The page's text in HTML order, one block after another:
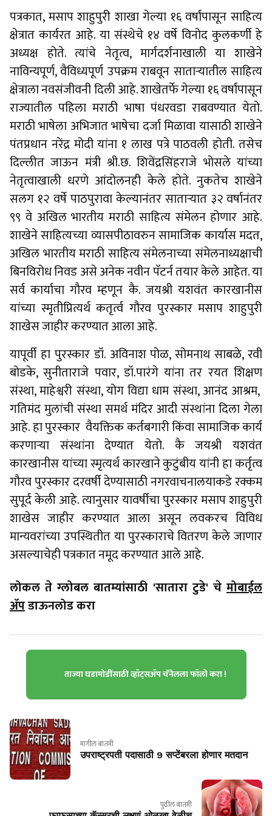
पत्रकात, मसाप शाहुपुरी शाखा गेल्या १६ वर्षांपासून साहित्य
क्षेत्रात कार्यरत आहे. या संस्थेचे १४ वर्षे विनोद कुलकर्णी हे
अध्यक्ष होते. त्यांचे नेतृत्व, मार्गदर्शनाखाली या शाखेने
नाविन्यपूर्ण, वैविध्यपूर्ण उपक्रम राबवून साताऱ्यातील साहित्य
क्षेत्राला नवसंजीवनी दिली आहे. शाखेतर्फे गेल्या १६ वर्षांपासून
राज्यातील पहिला मराठी भाषा पंधरवडा राबवण्यात येतो.
मराठी भाषेला अभिजात भाषेचा दर्जा मिळावा यासाठी शाखेने
पंतप्रधान नरेंद्र मोदी यांना १ लाख पत्रे पाठवली होती. तसेच
दिल्लीत जाऊन मंत्री श्री.छ. शिवेंद्रसिंहराजे भोसले यांच्या
नेतृत्वाखाली धरणे आंदोलनही केले होते. नुकतेच शाखेने
सलग १२ वर्षे पाठपुरावा केल्यानंतर साताऱ्यात ३२ वर्षानंतर
९९ वे अखिल भारतीय मराठी साहित्य संमेलन होणार आहे.
शाखेने साहित्यच्या व्यासपीठावरुन सामाजिक कार्यास मदत,
अखिल भारतीय मराठी साहित्य संमेलनाच्या संमेलनाध्यक्षाची
बिनविरोध निवड असे अनेक नवीन पॅटर्न तयार केले आहेत. या
सर्व कार्याचा गौरव म्हणून कै. जयश्री यशवंत कारखानीस
यांच्या स्मृतीप्रित्यर्थ कतृर्त्व गौरव पुरस्कार मसाप शाहुपुरी
शाखेस जाहीर करण्यात आला आहे.
यापूर्वी हा पुरस्कार डॉ. अविनाश पोळ, सोमनाथ साबळे, रवी
बोडके, सुनीताराजे पवार, डॉ.पारंगे यांना तर रयत शिक्षण
संस्था, माहेश्वरी संस्था, योग विद्या धाम संस्था, आनंद आश्रम,
गतिमंद मुलांची संस्था समर्थ मंदिर आदी संस्थांना दिला गेला
आहे. हा पुरस्कार वैयक्तिक कर्तबगारी किंवा सामाजिक कार्य
करणाऱ्या संस्थांना देण्यात येतो. कै जयश्री यशवंत
कारखानीस यांच्या स्मृत्यर्थ कारखाने कुटुंबीय यांनी हा कर्तृत्व
गौरव पुरस्कार दरवर्षी देण्यासाठी नगरवाचनालयाकडे रक्कम
सुपूर्द केली आहे. त्यानुसार यावर्षीचा पुरस्कार मसाप शाहुपुरी
शाखेस जाहीर करण्यात आला असून लवकरच विविध
मान्यवरांच्या उपस्थितीत या पुरस्काराचे वितरण केले जाणार
असल्याचेही पत्रकात नमूद करण्यात आले आहे.
लोकल ते ग्लोबल बातम्यांसाठी 'सातारा टुडे' चे मोबाईल
ॲपडाऊनलोड करा
ताज्या घडामोडींसाठी व्हॉट्सॲप चॅनेलला फॉलो करा !
मागील बातमी
उपराष्ट्रपती पदासाठी 9 सप्टेंबरला होणार मतदान
पुढील बातमी